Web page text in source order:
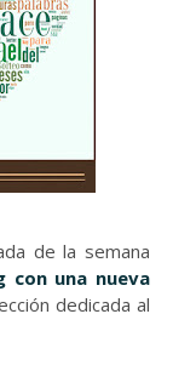
de la semana
con una nueva
dedicada al